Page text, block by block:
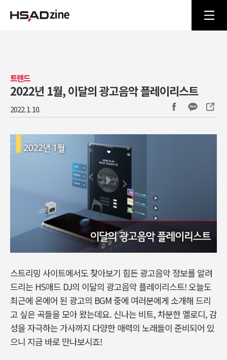
트렌드
2022년 1월, 이달의 광고음악 플레이리스트
2022. 1. 10.
스트리밍 사이트에서도 찾아보기 힘든 광고음악 정보를 알려
드리는 HS애드 DJ의 이달의 광고음악 플레이리스트! 오늘도
최근에 온에어 된 광고의 BGM 중에 여러분에게 소개해 드리
고 싶은 곡들을 모아 왔는데요. 신나는 비트, 차분한 멜로디, 감
성을 자극하는 가사까지 다양한 매력의 노래들이 준비되어 있
으니 지금 바로 만나보시죠!